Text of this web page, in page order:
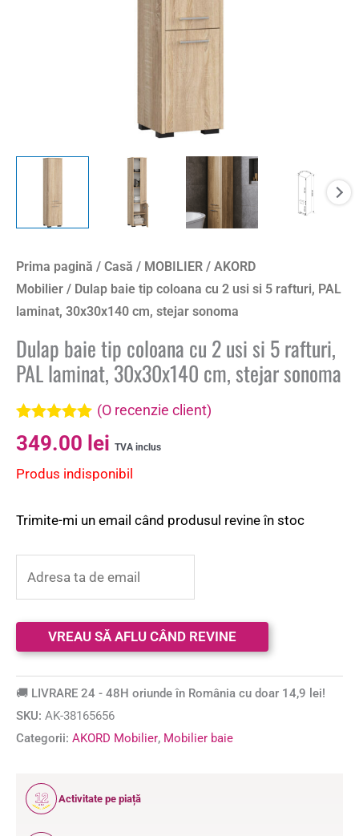
Prima pagină / Casă / MOBILIER / AKORD
Mobilier / Dulap baie tip coloana cu 2 usi si 5 rafturi, PAL
laminat, 30x30x140 cm, stejar sonoma
Dulap baie tip coloana cu 2 usi si 5 rafturi,
PAL laminat, 30x30x140 cm, stejar sonoma
Evaluat la
5.00din 5 pe
singure
(O recenzie client)
349.00 lei TVA inclus
Produs indisponibil
Trimite-mi un email când produsul revine în stoc
🚚 LIVRARE 24 - 48H oriunde în România cu doar 14,9 lei!
SKU: AK-38165656
Categorii: AKORD Mobilier, Mobilier baie
12
ANI
Activitate pe piață